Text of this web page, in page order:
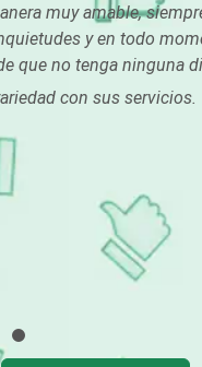
en General
Plagas
Automotrices
muy amable,
y en todo
que no tenga ninguna
con sus servicios.